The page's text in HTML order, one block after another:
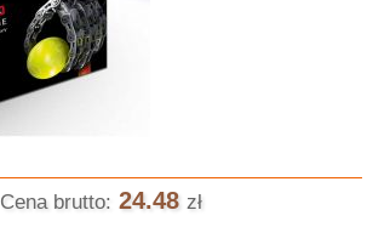
Cena brutto: 24.48 zł